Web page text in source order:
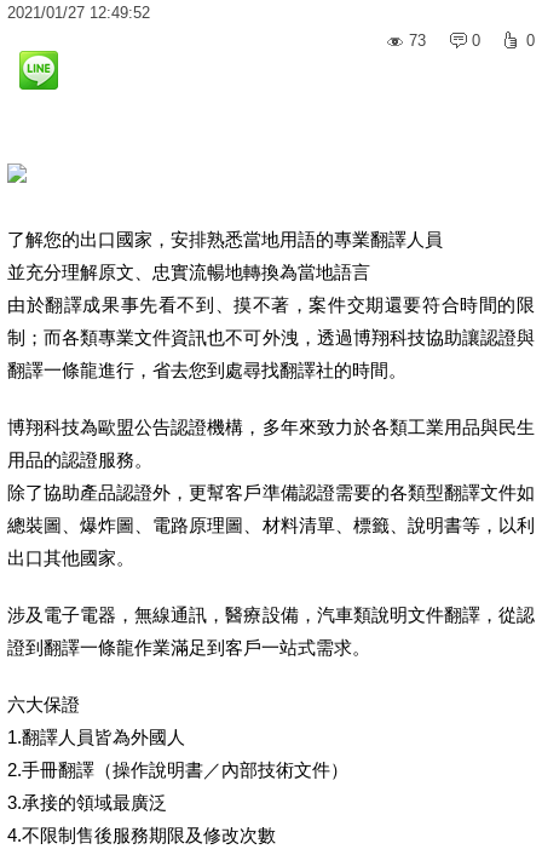
2021/01/27 12:49:52
73
0 0
了解您的出口國家，安排熟悉當地用語的專業翻譯人員
並充分理解原文、忠實流暢地轉換為當地語言
由於翻譯成果事先看不到、摸不著，案件交期還要符合時間的限
制；而各類專業文件資訊也不可外洩，透過博翔科技協助讓認證與
翻譯一條龍進行，省去您到處尋找翻譯社的時間。
博翔科技為歐盟公告認證機構，多年來致力於各類工業用品與民生
用品的認證服務。
除了協助產品認證外，更幫客戶準備認證需要的各類型翻譯文件如
總裝圖、爆炸圖、電路原理圖、材料清單、標籤、說明書等，以利
出口其他國家。
涉及電子電器，無線通訊，醫療設備，汽車類說明文件翻譯，從認
證到翻譯一條龍作業滿足到客戶一站式需求。
六大保證
1.翻譯人員皆為外國人
2.手冊翻譯（操作說明書／內部技術文件）
3.承接的領域最廣泛
4.不限制售後服務期限及修改次數